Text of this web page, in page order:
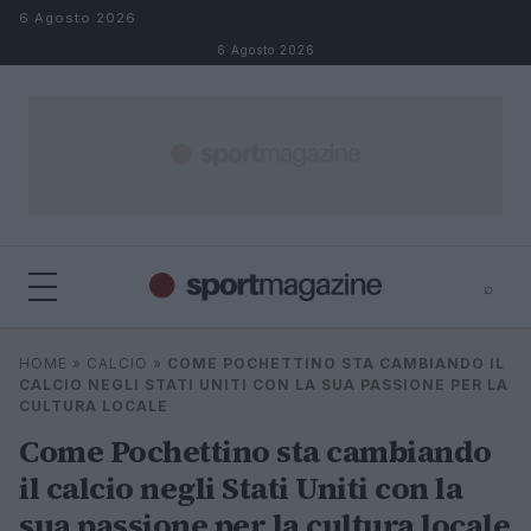
Salta al contenuto
6 Agosto 2026
6 Agosto 2026
⌕
Cerca
⌕ ×
HOME » CALCIO » COME POCHETTINO STA CAMBIANDO IL
CALCIO NEGLI STATI UNITI CON LA SUA PASSIONE PER LA
CULTURA LOCALE
Come Pochettino sta cambiando
il calcio negli Stati Uniti con la